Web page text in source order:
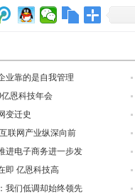
靠的是自我管理
恩科技年会
变迁史
联网产业纵深向前
进电子商务进一步发
即 亿恩科技高
我们低调却始终领先